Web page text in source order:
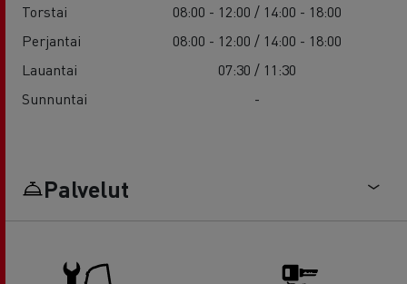
Torstai
08:00 - 12:00 / 14:00 - 18:00
Perjantai
08:00 - 12:00 / 14:00 - 18:00
Lauantai
07:30 / 11:30
Sunnuntai
-
Palvelut